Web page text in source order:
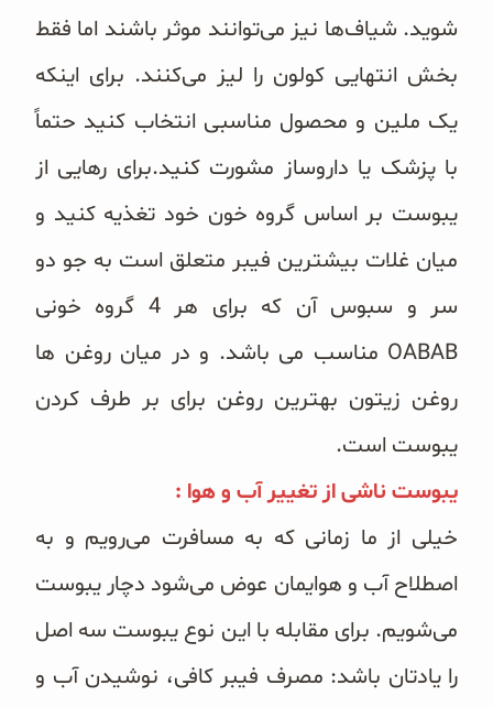
شوید. شیاف‌ها نیز می‌توانند موثر باشند اما فقط
بخش انتهایی کولون را لیز می‌کنند. برای اینکه
یک ملین و محصول مناسبی انتخاب کنید حتماً
با پزشک یا داروساز مشورت کنید.برای رهایی از
یبوست بر اساس گروه خون خود تغذیه کنید و
میان غلات بیشترین فیبر متعلق است به جو دو
سر و سبوس آن که برای هر 4 گروه خونی
OABAB مناسب می باشد. و در میان روغن ها
روغن زیتون بهترین روغن برای بر طرف کردن
یبوست است.
یبوست ناشی از تغییر آب و هوا :
خیلی از ما زمانی که به مسافرت می‌رویم و به
اصطلاح آب و هوایمان عوض می‌شود دچار یبوست
می‌شویم. برای مقابله با این نوع یبوست سه اصل
را یادتان باشد: مصرف فیبر کافی، نوشیدن آب و